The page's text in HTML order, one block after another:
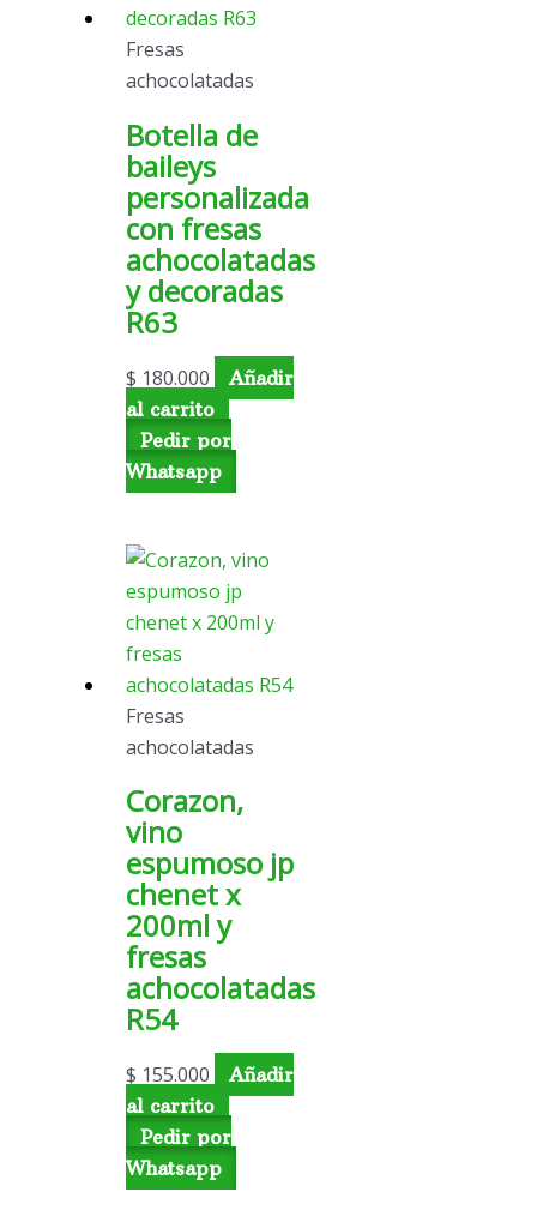
Fresas
achocolatadas
Botella de
baileys
personalizada
con fresas
achocolatadas
y decoradas
R63
$ 180.000
Añadir
al carrito
Pedir por
Whatsapp
Fresas
achocolatadas
Corazon,
vino
espumoso jp
chenet x
200ml y
fresas
achocolatadas
R54
$ 155.000
Añadir
al carrito
Pedir por
Whatsapp